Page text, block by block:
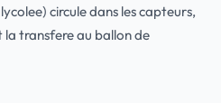
circule dans les capteurs,
la transfere au ballon de